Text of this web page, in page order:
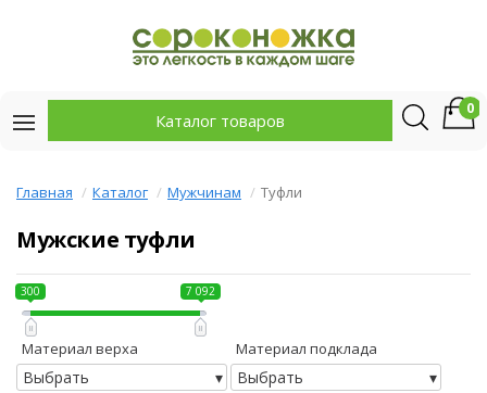
Каталог товаров
0
Главная Каталог Мужчинам Туфли
Мужские туфли
300 7 092
Материал верха
Выбрать
Материал подклада
Выбрать